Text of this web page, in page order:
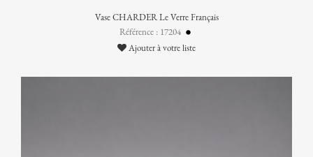
Vase CHARDER Le Verre Français
Référence : 17204
Ajouter à votre liste